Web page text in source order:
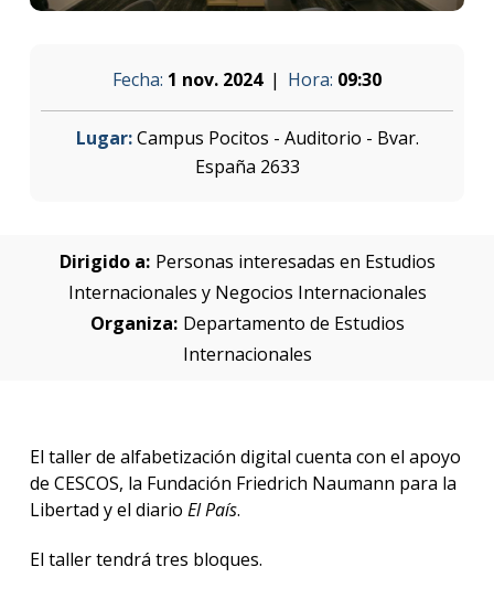
Fecha: 1 nov. 2024 Hora: 09:30
Lugar: Campus Pocitos - Auditorio - Bvar.
España 2633
Dirigido a: Personas interesadas en Estudios
Internacionales y Negocios Internacionales
Organiza: Departamento de Estudios
Internacionales
El taller de alfabetización digital cuenta con el apoyo
de CESCOS, la Fundación Friedrich Naumann para la
Libertad y el diario El País.
El taller tendrá tres bloques.